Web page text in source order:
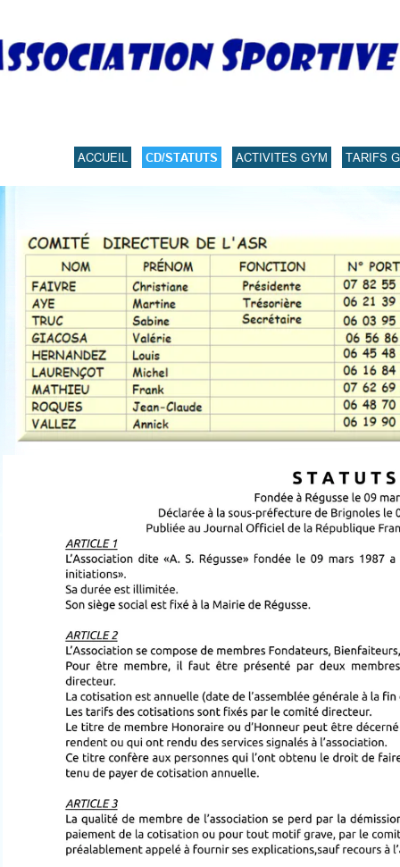
ACCUEIL CD/STATUTS ACTIVITES GYM TARIFS